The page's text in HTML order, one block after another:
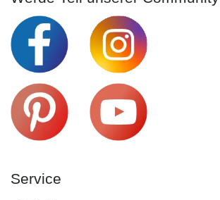
Service